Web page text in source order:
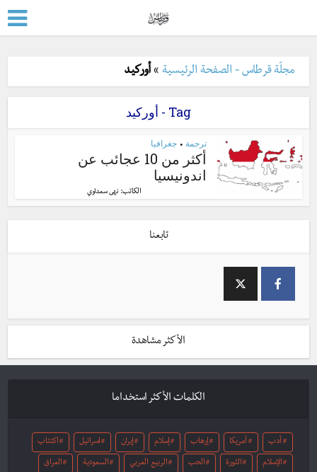
مجلّة قرطاس - الصفحة الرئيسية »أوركيد
Tag - أوركيد
ترجمة • جغرافيا
أكثر من 10 عجائب عن
اندونيسيا
الكاتب: نهى سعداوي
تابعنا
الأكثر مشاهدة
الكلمات الأكثر استخداما
أدب أمريكا إرهاب إسلام إيران اسرائيل اكتئاب
الإسلام الثورة الحب الربيع العربي السعودية العراق